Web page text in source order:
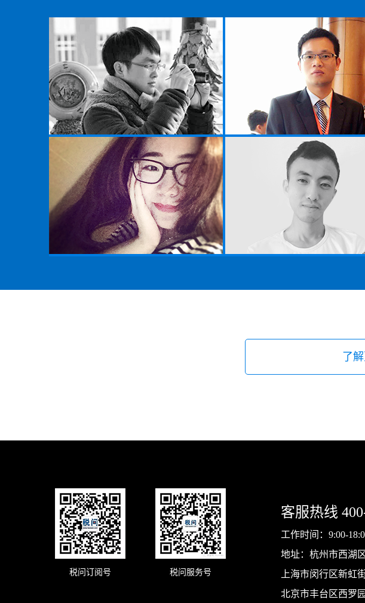
了
税问订阅号 税问服务号
客服热线
工作时间：9:00-
地址：杭州市西湖
上海市闵行区新虹
北京市丰台区西罗